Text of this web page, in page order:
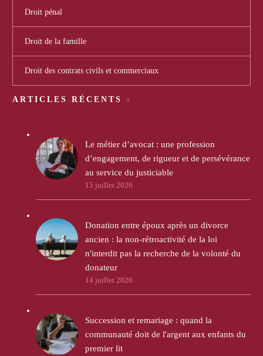
Droit pénal
Droit de la famille
Droit des contrats civils et commerciaux
ARTICLES RÉCENTS
Le métier d’avocat : une profession
d’engagement, de rigueur et de persévérance
au service du justiciable
15 juillet 2026
Donation entre époux après un divorce
ancien : la non-rétroactivité de la loi
n'interdit pas la recherche de la volonté du
donateur
14 juillet 2026
Succession et remariage : quand la
communauté doit de l'argent aux enfants du
premier lit